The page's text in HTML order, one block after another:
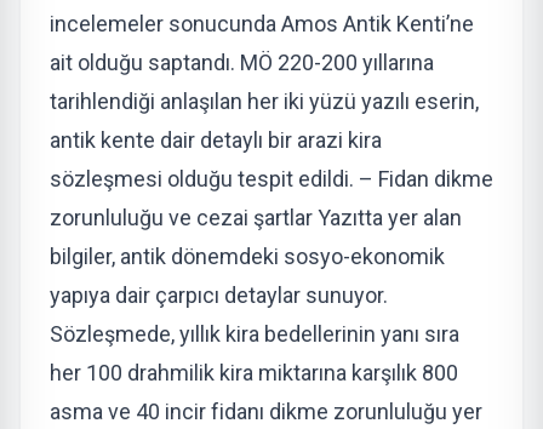
incelemeler sonucunda Amos Antik Kenti’ne
ait olduğu saptandı. MÖ 220-200 yıllarına
tarihlendiği anlaşılan her iki yüzü yazılı eserin,
antik kente dair detaylı bir arazi kira
sözleşmesi olduğu tespit edildi. – Fidan dikme
zorunluluğu ve cezai şartlar Yazıtta yer alan
bilgiler, antik dönemdeki sosyo-ekonomik
yapıya dair çarpıcı detaylar sunuyor.
Sözleşmede, yıllık kira bedellerinin yanı sıra
her 100 drahmilik kira miktarına karşılık 800
asma ve 40 incir fidanı dikme zorunluluğu yer